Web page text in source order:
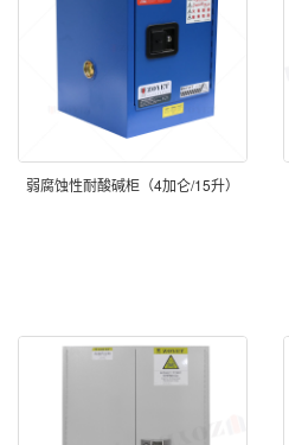
弱腐蚀性耐酸碱柜（4加仑/15升）